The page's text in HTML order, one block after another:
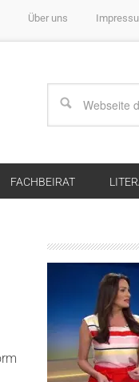
Über uns
FACHBEIRAT